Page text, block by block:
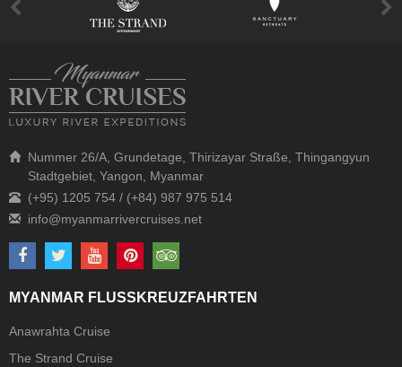
Nummer 26/A, Grundetage, Thirizayar Straße, Thingangyun
Stadtgebiet, Yangon, Myanmar
(+95) 1205 754 / (+84) 987 975 514
MYANMAR FLUSSKREUZFAHRTEN
Anawrahta Cruise
The Strand Cruise